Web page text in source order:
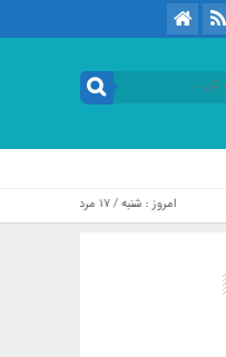
امروز : شنبه / ۱۷ مرداد / ۱۴۰۵ .::. برابر با : Saturday, 8 August , 2026